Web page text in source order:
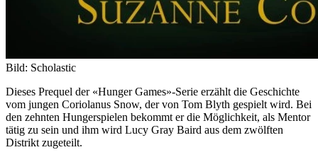
Bild: Scholastic
Dieses Prequel der «Hunger Games»-Serie erzählt die Geschichte
vom jungen Coriolanus Snow, der von Tom Blyth gespielt wird. Bei
den zehnten Hungerspielen bekommt er die Möglichkeit, als Mentor
tätig zu sein und ihm wird Lucy Gray Baird aus dem zwölften
Distrikt zugeteilt.